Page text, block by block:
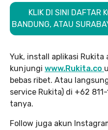
KLIK DI SINI DAFTAR
BANDUNG, ATAU
Yuk, install aplikasi Rukita
kunjungi www.Rukita.co
bebas ribet. Atau
service Rukita) di +62
tanya.
Follow juga akun